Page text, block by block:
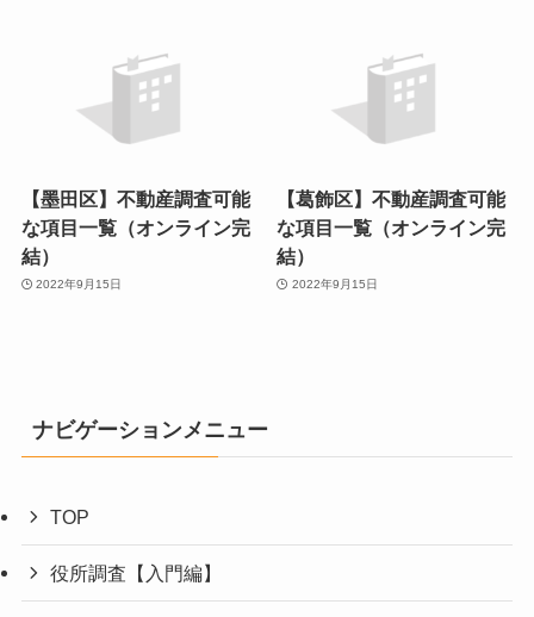
【墨田区】不動産調査可能
な項目一覧（オンライン完
結）
2022年9月15日
【葛飾区】不動産調査可能
な項目一覧（オンライン完
結）
2022年9月15日
ナビゲーションメニュー
TOP
役所調査【入門編】